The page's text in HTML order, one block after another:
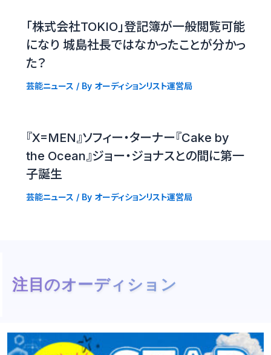
「株式会社TOKIO」登記簿が一般閲覧可能
になり 城島社長ではなかったことが分かっ
た？
芸能ニュース / By オーディションリスト運営局
『X=MEN』ソフィー・ターナー『Cake by
the Ocean』ジョー・ジョナスとの間に第一
子誕生
芸能ニュース / By オーディションリスト運営局
注目のオーディション